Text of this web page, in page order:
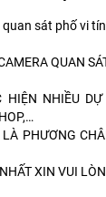
sát phố vi
QUAN
HIỆN NHIỀU
PHƯƠNG
XIN VUI